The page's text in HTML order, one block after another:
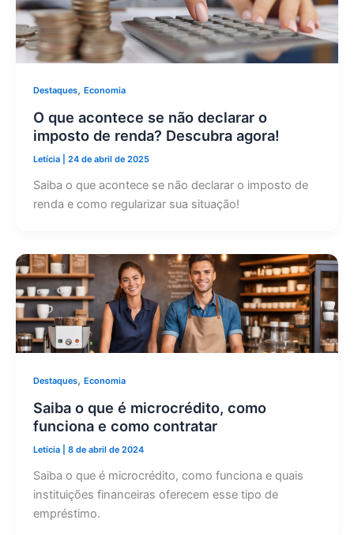
Destaques, Economia
O que acontece se não declarar o
imposto de renda? Descubra agora!
Letícia 24 de abril de 2025
Saiba o que acontece se não declarar o imposto de
renda e como regularizar sua situação!
Destaques, Economia
Saiba o que é microcrédito, como
funciona e como contratar
Letícia 8 de abril de 2024
Saiba o que é microcrédito, como funciona e quais
instituições financeiras oferecem esse tipo de
empréstimo.